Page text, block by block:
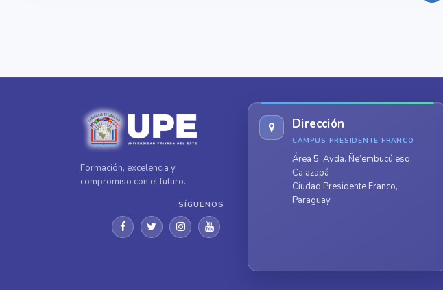
Formación, excelencia y
compromiso con el futuro.
SÍGUENOS
Dirección
CAMPUS PRESIDENTE FRANCO
Área 5, Avda. Ñe’embucú esq.
Ca’azapá
Ciudad Presidente Franco,
Paraguay